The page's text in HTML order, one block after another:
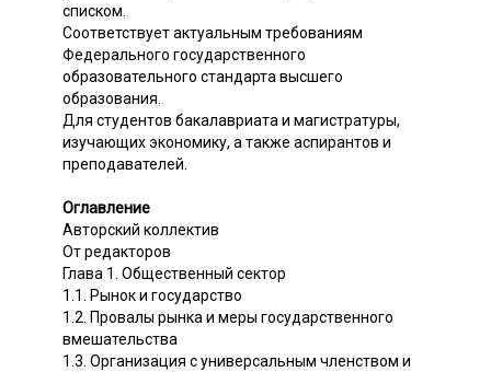
списком.
Соответствует актуальным требованиям
Федерального государственного
образовательного стандарта высшего
образования.
Для студентов бакалавриата и магистратуры,
изучающих экономику, а также аспирантов и
преподавателей.
Оглавление
Авторский коллектив
От редакторов
Глава 1. Общественный сектор
1.1. Рынок и государство
1.2. Провалы рынка и меры государственного
вмешательства
1.3. Организация с универсальным членством и